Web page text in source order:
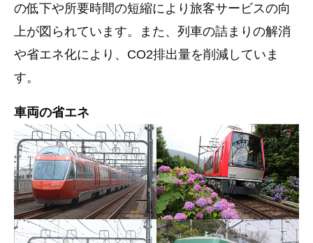
の低下や所要時間の短縮により旅客サービスの向
上が図られています。また、列車の詰まりの解消
や省エネ化により、CO2排出量を削減していま
す。
車両の省エネ